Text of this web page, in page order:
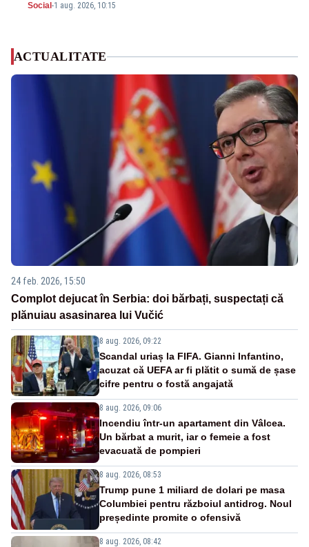
Social -1 aug. 2026, 10:15
ACTUALITATE
24 feb. 2026, 15:50
Complot dejucat în Serbia: doi bărbați, suspectați că
plănuiau asasinarea lui Vučić
8 aug. 2026, 09:22
Scandal uriaș la FIFA. Gianni Infantino,
acuzat că UEFA ar fi plătit o sumă de șase
cifre pentru o fostă angajată
8 aug. 2026, 09:06
Incendiu într-un apartament din Vâlcea.
Un bărbat a murit, iar o femeie a fost
evacuată de pompieri
8 aug. 2026, 08:53
Trump pune 1 miliard de dolari pe masa
Columbiei pentru războiul antidrog. Noul
președinte promite o ofensivă
8 aug. 2026, 08:42